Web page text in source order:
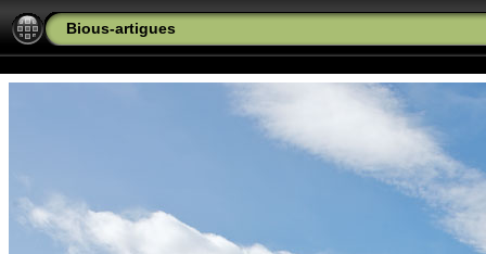
Bious-artigues